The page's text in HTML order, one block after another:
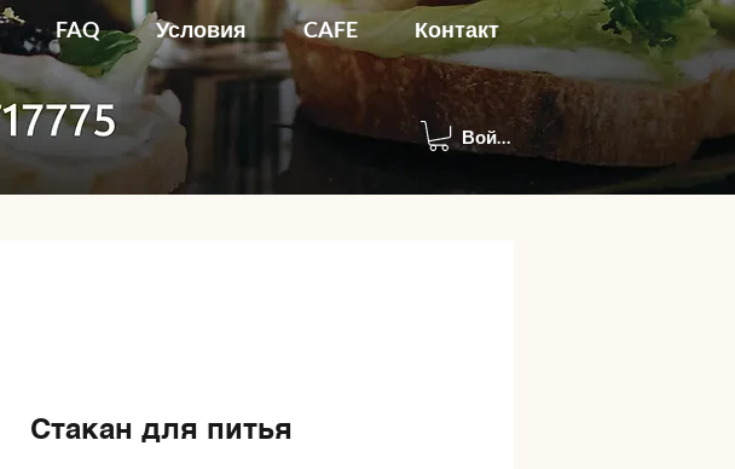
FAQ Условия CAFE Контакт
Войти
Стакан для питья